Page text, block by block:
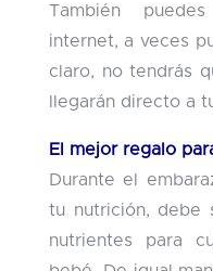
También
internet, a veces
claro, no tendrás
llegarán directo a
El mejor regalo
Durante el
tu nutrición, debe
nutrientes para